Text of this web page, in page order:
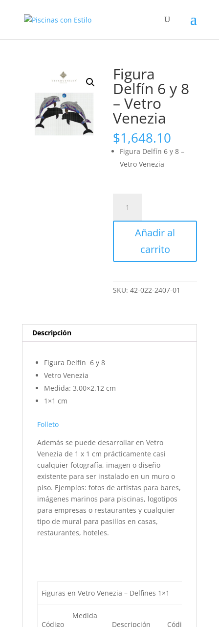
Figura
Delfín 6 y 8
– Vetro
Venezia
$1,648.10
Figura Delfín 6 y 8 –
Vetro Venezia
Delfín
6
cantidad
Añadir al
carrito
SKU:42-022-2407-01
Descripción
Figura Delfín 6 y 8
Vetro Venezia
Medida: 3.00×2.12 cm
1×1 cm
Folleto
Además se puede desarrollar en Vetro
Venezia de 1 x 1 cm prácticamente casi
cualquier fotografía, imagen o diseño
existente para ser instalado en un muro o
piso. Ejemplos: fotos de artistas para bares,
imágenes marinos para piscinas, logotipos
para empresas o restaurantes y cualquier
tipo de mural para pasillos en casas,
restaurantes, hoteles.
Figuras en Vetro Venezia – Delfines 1×1
Código
Medida
Descripción Código